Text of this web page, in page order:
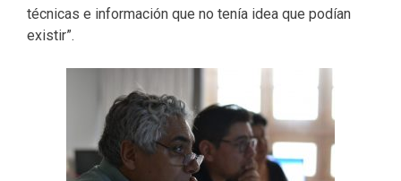
técnicas e información que no tenía idea que podían
existir”.